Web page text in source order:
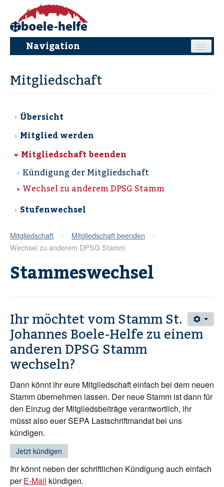
Navigation
Neuigkeiten
Stufen
Ansprechpartner
Mitgliedschaft
?
Mitgliedschaft
Übersicht
Mitglied werden
Mitgliedschaft beenden
Kündigung der Mitgliedschaft
Wechsel zu anderem DPSG Stamm
Stufenwechsel
Mitgliedschaft » Mitgliedschaft beenden
»
Wechsel zu anderem DPSG Stamm
Stammeswechsel
Ihr möchtet vom Stamm St.
Johannes Boele-Helfe zu einem
anderen DPSG Stamm
wechseln?
Dann könnt ihr eure Mitgliedschaft einfach bei dem neuen
Stamm übernehmen lassen. Der neue Stamm ist dann für
den Einzug der Mitgliedsbeiträge verantwortlich, ihr
müsst also euer SEPA Lastschriftmandat bei uns
kündigen.
Jetzt kündigen
Ihr könnt neben der schriftlichen Kündigung auch einfach
perE-Mail kündigen.